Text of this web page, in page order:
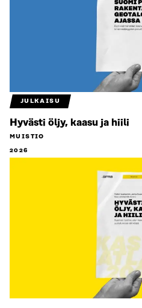
JULKAISU
Hyvästi öljy, kaasu ja hiili
MUISTIO
2026